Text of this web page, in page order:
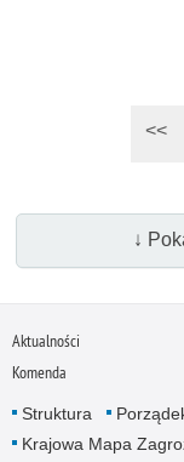
<<
↓
Aktualności
Komenda
Struktura
Krajowa Mapa